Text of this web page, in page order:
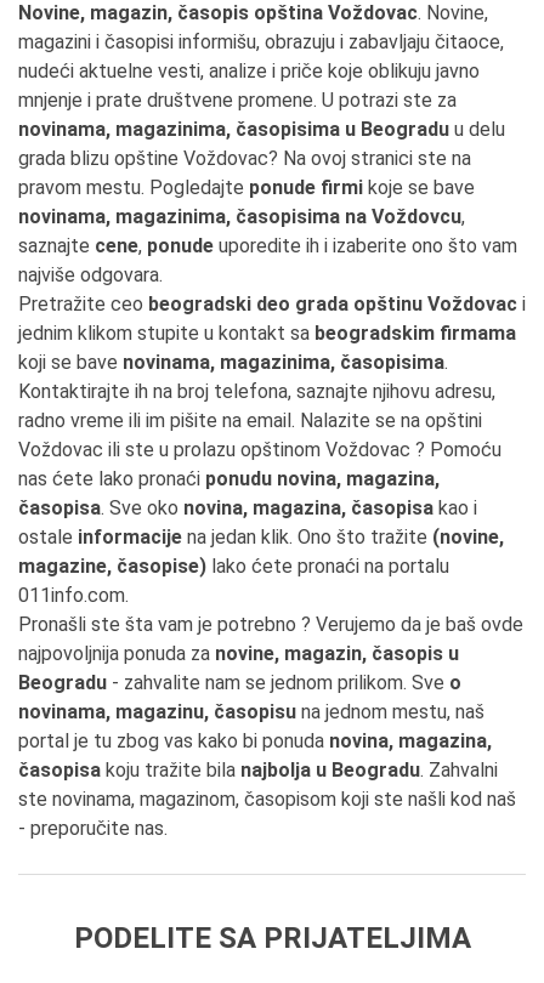
Novine, magazin, časopis opština Voždovac. Novine,
magazini i časopisi informišu, obrazuju i zabavljaju čitaoce,
nudeći aktuelne vesti, analize i priče koje oblikuju javno
mnjenje i prate društvene promene. U potrazi ste za
novinama, magazinima, časopisima u Beogradu u delu
grada blizu opštine Voždovac? Na ovoj stranici ste na
pravom mestu. Pogledajte ponude firmi koje se bave
novinama, magazinima, časopisima na Voždovcu,
saznajte cene, ponude uporedite ih i izaberite ono što vam
najviše odgovara.
Pretražite ceo beogradski deo grada opštinu Voždovac i
jednim klikom stupite u kontakt sa beogradskim firmama
koji se bave novinama, magazinima, časopisima.
Kontaktirajte ih na broj telefona, saznajte njihovu adresu,
radno vreme ili im pišite na email. Nalazite se na opštini
Voždovac ili ste u prolazu opštinom Voždovac ? Pomoću
nas ćete lako pronaći ponudu novina, magazina,
časopisa. Sve oko novina, magazina, časopisa kao i
ostale informacije na jedan klik. Ono što tražite (novine,
magazine, časopise) lako ćete pronaći na portalu
011info.com.
Pronašli ste šta vam je potrebno ? Verujemo da je baš ovde
najpovoljnija ponuda za novine, magazin, časopis u
Beogradu - zahvalite nam se jednom prilikom. Sve o
novinama, magazinu, časopisu na jednom mestu, naš
portal je tu zbog vas kako bi ponuda novina, magazina,
časopisa koju tražite bila najbolja u Beogradu. Zahvalni
ste novinama, magazinom, časopisom koji ste našli kod naš
- preporučite nas.
PODELITE SA PRIJATELJIMA